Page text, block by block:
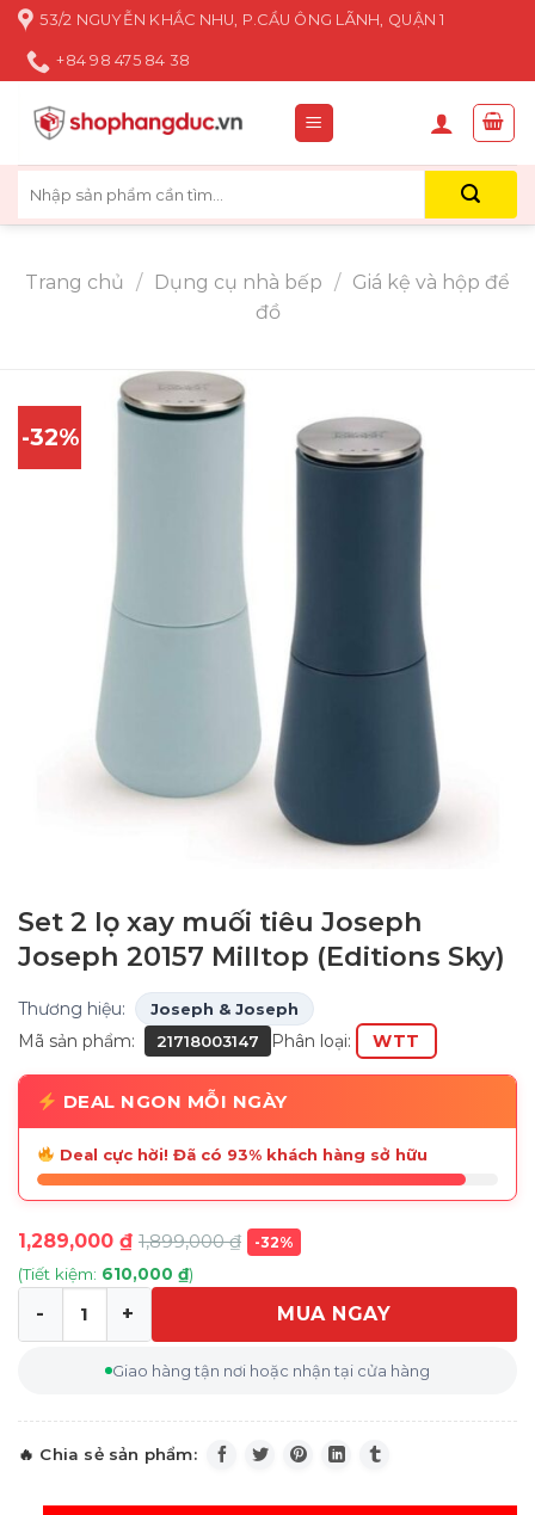
Skip
content
53/2 NGUYỄN KHẮC NHU, P.CẦU ÔNG LÃNH, QUẬN 1
+84 98 475 84 38
kiếm:
Trang chủ / Dụng cụ nhà bếp / Giá kệ và hộp để
đồ
-32%
Set 2 lọ xay muối tiêu Joseph
Joseph 20157 Milltop (Editions Sky)
Thương hiệu: Joseph & Joseph
Mã sản phẩm: 21718003147 Phân loại: WTT
DEAL NGON MỖI NGÀY
Deal cực hời! Đã có 93% khách hàng sở hữu
1,289,000 ₫ 1,899,000₫ -32%
(Tiết kiệm: 610,000 ₫)
Set 2 lọ xay muối tiêu Joseph Joseph 20157 Milltop
MUA NGAY
Giao hàng tận nơi hoặc nhận tại cửa hàng